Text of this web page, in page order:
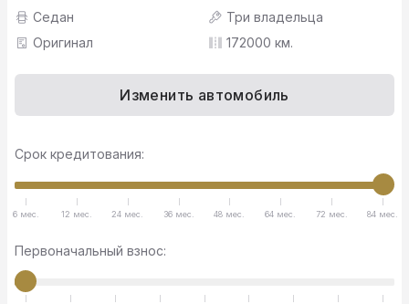
Седан
Три владельца
Оригинал
172000 км.
Изменить автомобиль
Срок кредитования:
6 мес. 12 мес. 24 мес. 36 мес. 48 мес. 64 мес. 72 мес. 84 мес.
Первоначальный взнос: